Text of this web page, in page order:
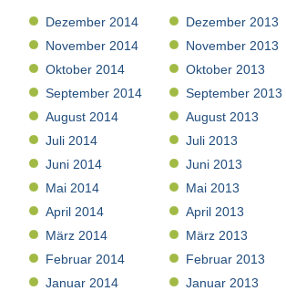
Dezember 2014
November 2014
Oktober 2014
September 2014
August 2014
Juli 2014
Juni 2014
Mai 2014
April 2014
März 2014
Februar 2014
Januar 2014
Dezember 2013
November 2013
Oktober 2013
September 2013
August 2013
Juli 2013
Juni 2013
Mai 2013
April 2013
März 2013
Februar 2013
Januar 2013